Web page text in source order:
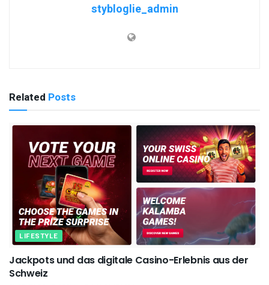
stybloglie_admin
Related Posts
LIFESTYLE
Jackpots und das digitale Casino-Erlebnis aus der
Schweiz